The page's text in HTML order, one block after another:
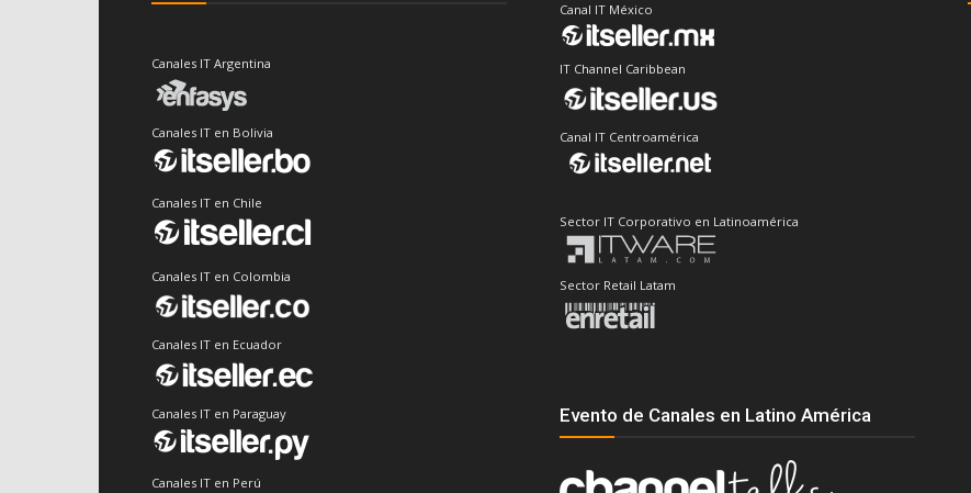
Canales IT Argentina
Canales IT en Bolivia
Canales IT en Chile
Canales IT en Colombia
Canales IT en Ecuador
Canales IT en Paraguay
Canales IT en Perú
Canal IT México
IT Channel Caribbean
Canal IT Centroamérica
Sector IT Corporativo en Latinoamérica
Sector Retail Latam
Evento de Canales en Latino América